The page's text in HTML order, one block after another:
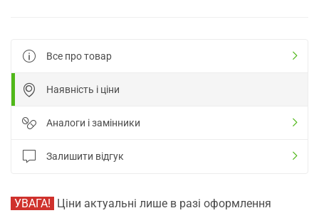
Все про товар
Наявність і ціни
Аналоги і замінники
Залишити відгук
УВАГА! Ціни актуальні лише в разі оформлення